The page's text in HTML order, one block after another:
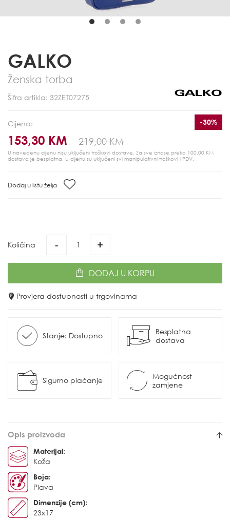
GALKO
Ženska torba
Šifra artikla: 32ZET07275
Cijena:
153,30 KM 219,00 KM
-30%
U navedenu cijenu nisu uključeni troškovi dostave. Za sve iznose preko 100,00 KM
dostava je besplatna. U cijenu su uključeni svi manipulativni troškovi i PDV.
Dodaj u listu želja
Količina - +
DODAJ U KORPU
Provjera dostupnosti u trgovinama
Stanje: Dostupno
Besplatna
dostava
Sigurno plaćanje
Mogućnost
zamjene
Opis proizvoda
Materijal:
Koža
Boja:
Plava
Dimenzije (cm):
23x17